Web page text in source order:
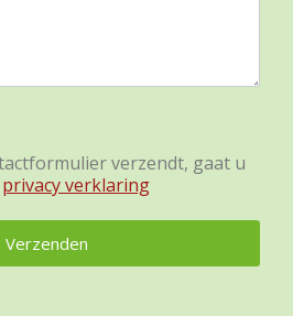
verzendt, gaat u
privacy verklaring
Verzenden